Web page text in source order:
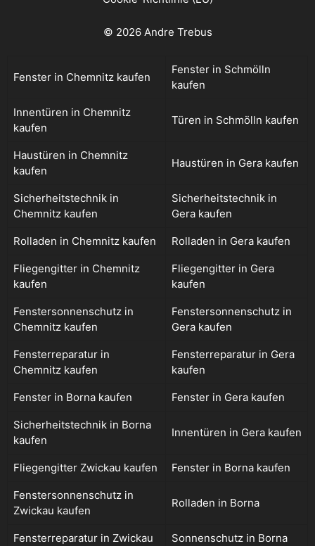
© 2026 Andre Trebus
Fenster in Chemnitz kaufen
Fenster in Schmölln
kaufen
Innentüren in Chemnitz
kaufen
Türen in Schmölln kaufen
Haustüren in Chemnitz
kaufen
Haustüren in Gera kaufen
Sicherheitstechnik in
Chemnitz kaufen
Sicherheitstechnik in
Gera kaufen
Rolladen in Chemnitz kaufen Rolladen in Gera kaufen
Fliegengitter in Chemnitz
kaufen
Fliegengitter in Gera
kaufen
Fenstersonnenschutz in
Chemnitz kaufen
Fenstersonnenschutz in
Gera kaufen
Fensterreparatur in
Chemnitz kaufen
Fensterreparatur in Gera
kaufen
Fenster in Borna kaufen Fenster in Gera kaufen
Sicherheitstechnik in Borna
kaufen
Innentüren in Gera kaufen
Fliegengitter Zwickau kaufen Fenster in Borna kaufen
Fenstersonnenschutz in
Zwickau kaufen
Rolladen in Borna
Fensterreparatur in Zwickau
Sonnenschutz in Borna